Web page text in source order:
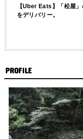
【Uber Eats】「松屋
をデリバリー。
PROFILE